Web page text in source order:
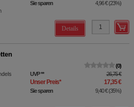
Sie sparen 4,96 €(23%)
Details
0
UVP** 26,75 €
Unser Preis* 17,35 €
Sie sparen 9,40 €(35%)